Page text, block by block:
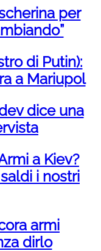
per
di Putin):
a Mariupol
dice una
a Kiev?
i nostri
armi
dirlo